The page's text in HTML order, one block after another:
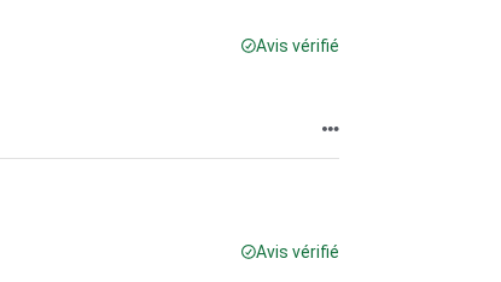
Avis vérifié
Avis vérifié